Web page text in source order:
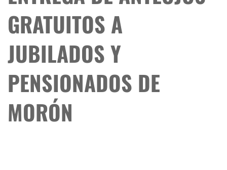
GRATUITOS A
JUBILADOS Y
PENSIONADOS DE
MORÓN